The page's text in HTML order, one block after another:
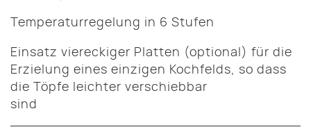
Temperaturregelung in 6 Stufen
Einsatz viereckiger Platten (optional) für die
Erzielung eines einzigen Kochfelds, so dass
die Töpfe leichter verschiebbar
sind